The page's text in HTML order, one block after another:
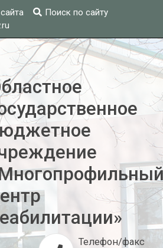
Поиск по сайту
Телефон/факс